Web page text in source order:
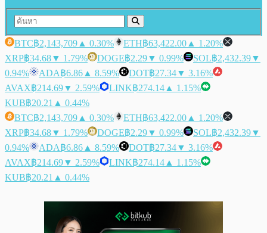
BTC฿2,143,709 ▲ 0.30% ETH฿63,422.00 ▲ 1.20%
XRP฿34.68▼ 1.79% DOGE฿2.29▼ 0.99% SOL฿2,432.39▼
0.94%
ADA฿6.86 ▲ 8.59% DOT฿27.34▼ 3.16%
AVAX฿214.69▼ 2.59% LINK฿274.14 ▲ 1.15%
KUB฿20.21 ▲ 0.44%
BTC฿2,143,709 ▲ 0.30% ETH฿63,422.00 ▲ 1.20%
XRP฿34.68▼ 1.79% DOGE฿2.29▼ 0.99% SOL฿2,432.39▼
0.94%
ADA฿6.86 ▲ 8.59% DOT฿27.34▼ 3.16%
AVAX฿214.69▼ 2.59% LINK฿274.14 ▲ 1.15%
KUB฿20.21 ▲ 0.44%